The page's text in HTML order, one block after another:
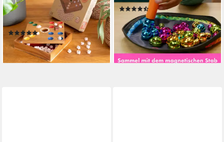
Funny Pigz Lustiges
Schweinchen-Würfelspiel aus
Holz &
(23)
33,99 €
lieferbar - in 3-4 Werktagen bei dir
(12)
ab 14,29 € UVP17,99 €
-21%
lieferbar - in 1-2 Werktagen bei dir